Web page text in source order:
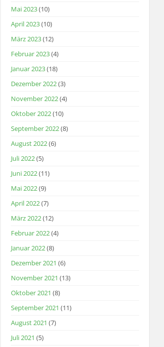
Mai 2023(10)
April 2023(10)
März 2023(12)
Februar 2023(4)
Januar 2023(18)
Dezember 2022(3)
November 2022(4)
Oktober 2022(10)
September 2022(8)
August 2022(6)
Juli 2022(5)
Juni 2022(11)
Mai 2022(9)
April 2022(7)
März 2022(12)
Februar 2022(4)
Januar 2022(8)
Dezember 2021 (6)
November 2021 (13)
Oktober 2021 (8)
September 2021 (11)
August 2021 (7)
Juli 2021 (5)